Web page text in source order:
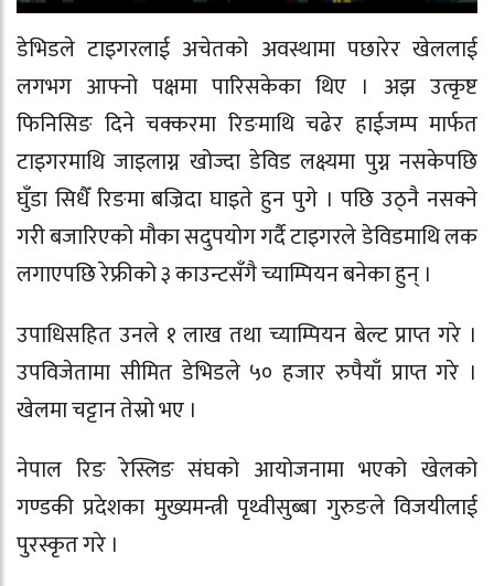
डेभिडले टाइगरलाई अचेतको अवस्थामा पछारेर खेललाई
लगभग आफ्नो पक्षमा पारिसकेका थिए । अझ उत्कृष्ट
फिनिसिङ दिने चक्करमा रिङमाथि चढेर हाईजम्प मार्फत
टाइगरमाथि जाइलाग्न खोज्दा डेविड लक्ष्यमा पुग्न नसकेपछि
घुँडा सिधैँ रिङमा बज्रिदा घाइते हुन पुगे । पछि उठ्नै नसक्ने
गरी बजारिएको मौका सदुपयोग गर्दै टाइगरले डेविडमाथि लक
लगाएपछि रेफ्रीको ३ काउन्टसँगै च्याम्पियन बनेका हुन् ।
उपाधिसहित उनले १ लाख तथा च्याम्पियन बेल्ट प्राप्त गरे ।
उपविजेतामा सीमित डेभिडले ५० हजार रुपैयाँ प्राप्त गरे ।
खेलमा चट्टान तेस्रो भए ।
नेपाल रिङ रेस्लिङ संघको आयोजनामा भएको खेलको
गण्डकी प्रदेशका मुख्यमन्त्री पृथ्वीसुब्बा गुरुङले विजयीलाई
पुरस्कृत गरे ।